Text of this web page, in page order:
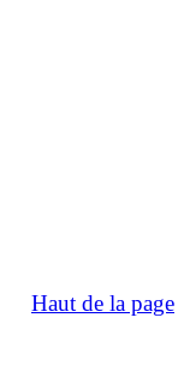
Haut de la page